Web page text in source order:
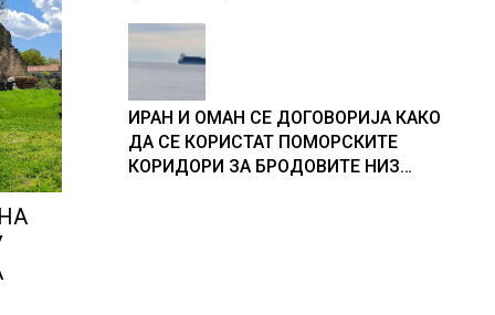
ИРАН И ОМАН СЕ ДОГОВОРИЈА КАКО
ДА СЕ КОРИСТАТ ПОМОРСКИТЕ
КОРИДОРИ ЗА БРОДОВИТЕ НИЗ